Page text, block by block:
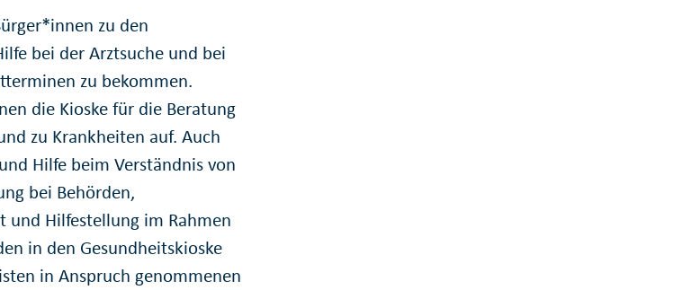
zu den
bei der Arztsuche und bei
zu bekommen.
die Kioske für die Beratung
zu Krankheiten auf. Auch
Hilfe beim Verständnis von
bei Behörden,
und Hilfestellung im Rahmen
in den Gesundheitskioske
in Anspruch genommenen